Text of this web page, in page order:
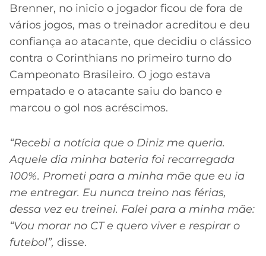
Brenner, no inicio o jogador ficou de fora de
vários jogos, mas o treinador acreditou e deu
confiança ao atacante, que decidiu o clássico
contra o Corinthians no primeiro turno do
Campeonato Brasileiro. O jogo estava
empatado e o atacante saiu do banco e
marcou o gol nos acréscimos.
“Recebi a notícia que o Diniz me queria.
Aquele dia minha bateria foi recarregada
100%. Prometi para a minha mãe que eu ia
me entregar. Eu nunca treino nas férias,
dessa vez eu treinei. Falei para a minha mãe:
“Vou morar no CT e quero viver e respirar o
futebol”, disse.